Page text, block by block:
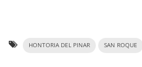
HONTORIA DEL PINAR SAN ROQUE